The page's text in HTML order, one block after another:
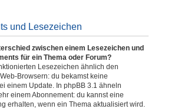
und Lesezeichen
zwischen einem Lesezeichen und
für ein Thema oder Forum?
Lesezeichen ähnlich den
Browsern: du bekamst keine
einem Update. In phpBB 3.1 ähneln
einem Abonnement: du kannst eine
erhalten, wenn ein Thema aktualisiert wird.